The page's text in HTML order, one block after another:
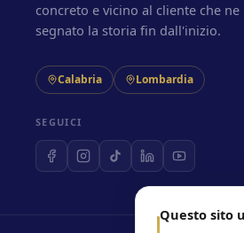
concreto e vicino al cliente che ne
segnato la storia fin dall'inizio.
Calabria Lombardia
SEGUICI
Questo sito